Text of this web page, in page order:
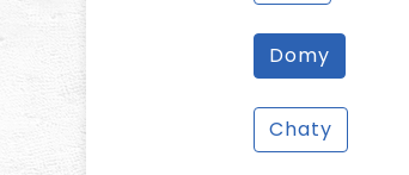
Domy
Chaty